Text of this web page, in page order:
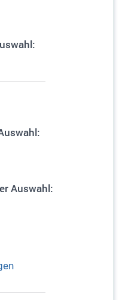
Auswahl: